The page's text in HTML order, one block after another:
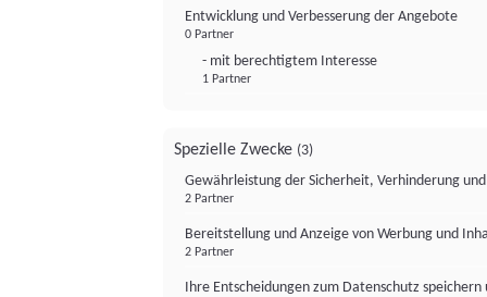
Entwicklung und Verbesserung der Angebote
0 Partner
- mit berechtigtem Interesse
1 Partner
Spezielle Zwecke (3)
Gewährleistung der Sicherheit, Verhinderung
2 Partner
Bereitstellung und Anzeige von Werbung und
2 Partner
Ihre Entscheidungen zum Datenschutz